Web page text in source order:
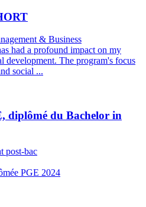
& Business
had a profound impact on my
development. The program's focus
social ...
diplômé du Bachelor in
post-bac